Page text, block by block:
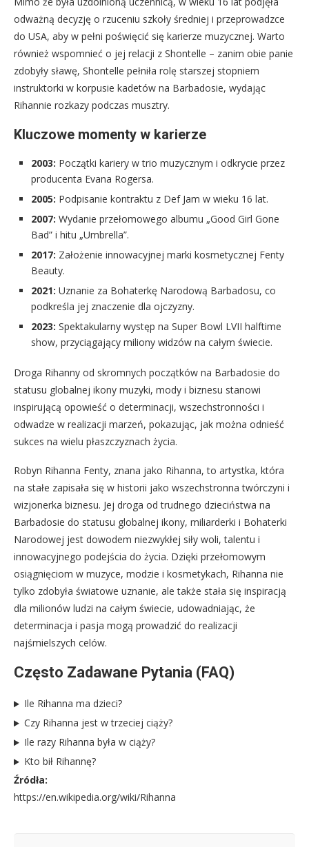
odważną decyzję o rzuceniu szkoły średniej i przeprowadzce
do USA, aby w pełni poświęcić się karierze muzycznej. Warto
również wspomnieć o jej relacji z Shontelle – zanim obie panie
zdobyły sławę, Shontelle pełniła rolę starszej stopniem
instruktorki w korpusie kadetów na Barbadosie, wydając
Rihannie rozkazy podczas musztry.
Kluczowe momenty w karierze
2003: Początki kariery w trio muzycznym i odkrycie przez
producenta Evana Rogersa.
2005: Podpisanie kontraktu z Def Jam w wieku 16 lat.
2007: Wydanie przełomowego albumu „Good Girl Gone
Bad” i hitu „Umbrella”.
2017: Założenie innowacyjnej marki kosmetycznej Fenty
Beauty.
2021: Uznanie za Bohaterkę Narodową Barbadosu, co
podkreśla jej znaczenie dla ojczyzny.
2023: Spektakularny występ na Super Bowl LVII halftime
show, przyciągający miliony widzów na całym świecie.
Droga Rihanny od skromnych początków na Barbadosie do
statusu globalnej ikony muzyki, mody i biznesu stanowi
inspirującą opowieść o determinacji, wszechstronności i
odwadze w realizacji marzeń, pokazując, jak można odnieść
sukces na wielu płaszczyznach życia.
Robyn Rihanna Fenty, znana jako Rihanna, to artystka, która
na stałe zapisała się w historii jako wszechstronna twórczyni i
wizjonerka biznesu. Jej droga od trudnego dzieciństwa na
Barbadosie do statusu globalnej ikony, miliarderki i Bohaterki
Narodowej jest dowodem niezwykłej siły woli, talentu i
innowacyjnego podejścia do życia. Dzięki przełomowym
osiągnięciom w muzyce, modzie i kosmetykach, Rihanna nie
tylko zdobyła światowe uznanie, ale także stała się inspiracją
dla milionów ludzi na całym świecie, udowadniając, że
determinacja i pasja mogą prowadzić do realizacji
najśmielszych celów.
Często Zadawane Pytania (FAQ)
Ile Rihanna ma dzieci?
Czy Rihanna jest w trzeciej ciąży?
Ile razy Rihanna była w ciąży?
Kto bił Rihannę?
Źródła:
https://en.wikipedia.org/wiki/Rihanna